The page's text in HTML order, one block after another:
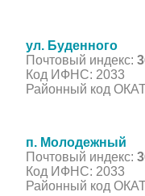
ул. Буденного
Почтовый индекс:
Код ИФНС: 2033
Районный код
п. Молодежный
Почтовый индекс:
Код ИФНС: 2033
Районный код